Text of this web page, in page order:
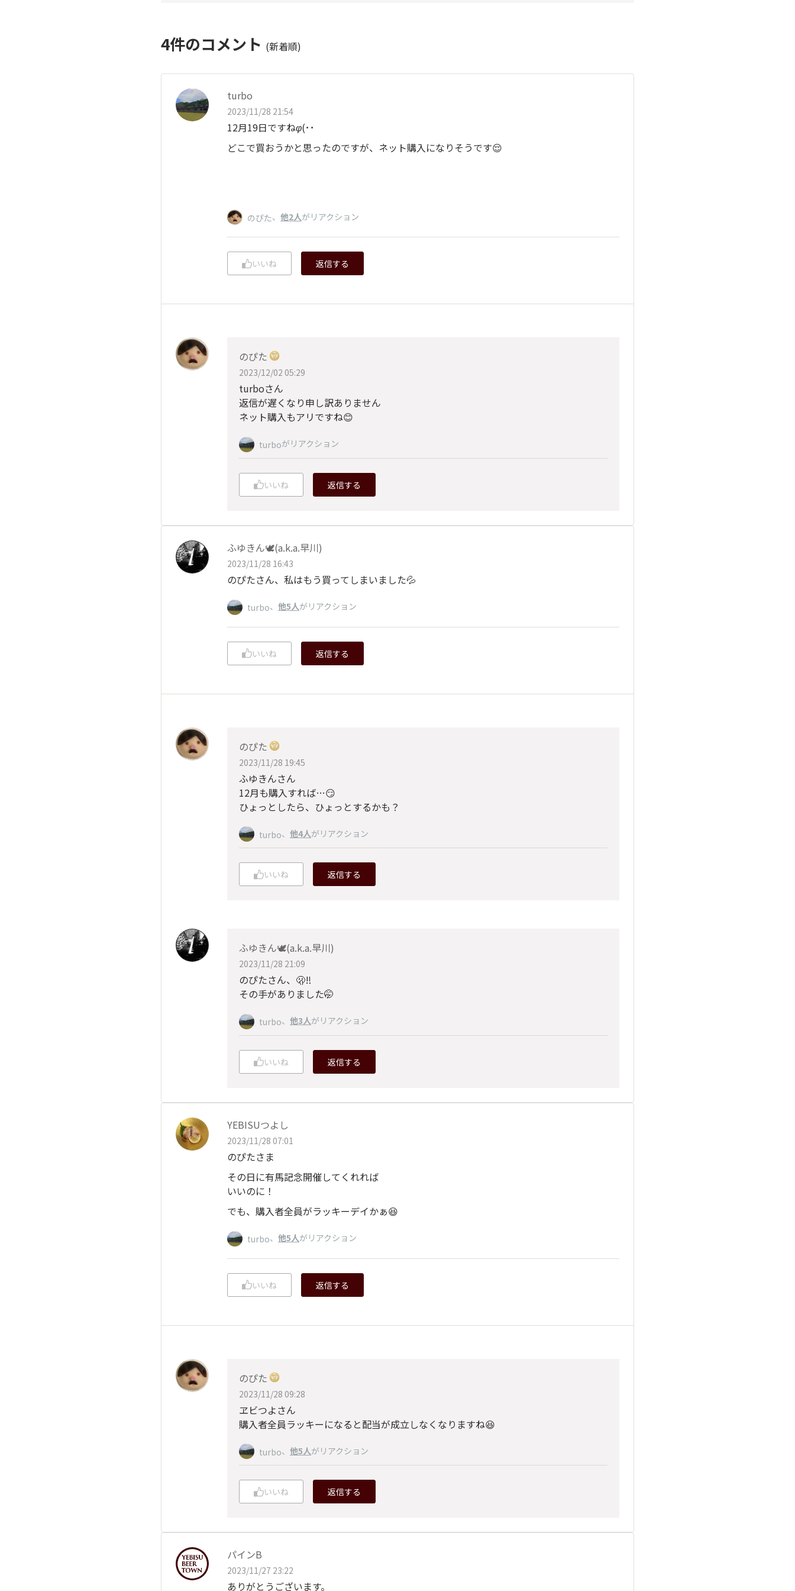
4件のコメント (新着順)
turbo
2023/11/28 21:54
12月19日ですねφ(･ ･
どこで買おうかと思ったのですが、ネット購入になりそうです😌
のぴた、 他2人がリアクション
いいね 返信する
のぴた
2023/12/02 05:29
turboさん
返信が遅くなり申し訳ありません
ネット購入もアリですね😊
turboがリアクション
いいね 返信する
ふゆきん🕊️(a.k.a.早川)
2023/11/28 16:43
のぴたさん、私はもう買ってしまいました💦
turbo、 他5人がリアクション
いいね 返信する
のぴた
2023/11/28 19:45
ふゆきんさん
12月も購入すれば…😏
ひょっとしたら、ひょっとするかも？
turbo、 他4人がリアクション
いいね 返信する
ふゆきん🕊️(a.k.a.早川)
2023/11/28 21:09
のぴたさん、🫢‼️
その手がありました🤭
turbo、 他3人がリアクション
いいね 返信する
YEBISUつよし
2023/11/28 07:01
のぴたさま
その日に有馬記念開催してくれれば
いいのに！
でも、購入者全員がラッキーデイかぁ😆
turbo、 他5人がリアクション
いいね 返信する
のぴた
2023/11/28 09:28
ヱビつよさん
購入者全員ラッキーになると配当が成立しなくなりますね😆
turbo、 他5人がリアクション
いいね 返信する
パインB
2023/11/27 23:22
ありがとうございます。